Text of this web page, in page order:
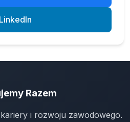
LinkedIn
Razem
i rozwoju zawodowego.